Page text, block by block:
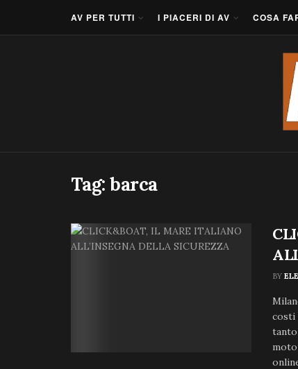
AV PER TUTTI I PIACERI DI AV COSA
Tag:barca
BY
costi